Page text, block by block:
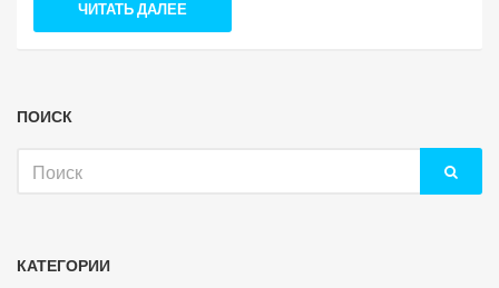
ЧИТАТЬ ДАЛЕЕ
ПОИСК
КАТЕГОРИИ